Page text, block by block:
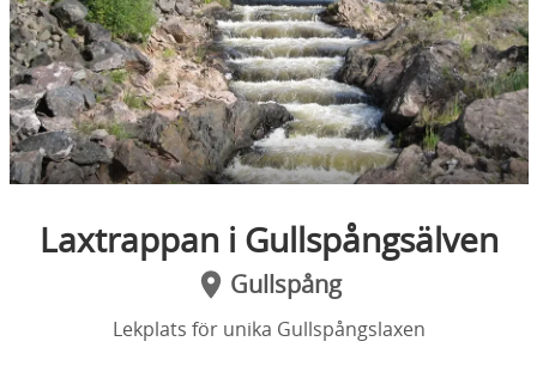
Laxtrappan i Gullspångsälven
Gullspång
Lekplats för unika Gullspångslaxen